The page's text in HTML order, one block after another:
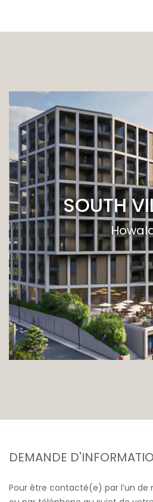
SOUTH
DEMANDE
Pour être contacté(e) par l’un de